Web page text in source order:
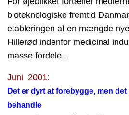
bioteknologiske fremtid
etableringen af en mængde
Hillerød indenfor medicinal
masse fordele...
Juni 2001:
Det er dyrt at forebygge, men
behandle